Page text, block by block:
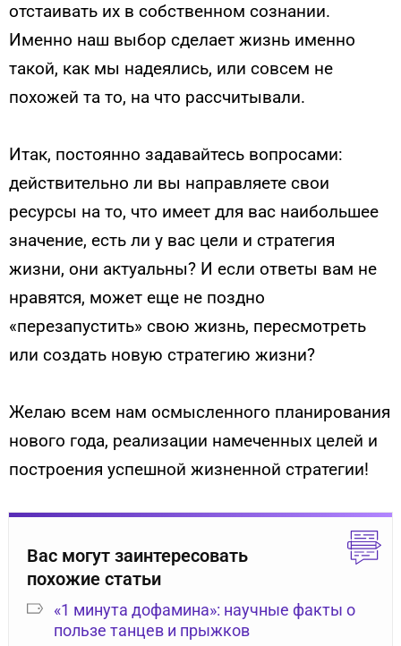
отстаивать их в собственном сознании.
Именно наш выбор сделает жизнь именно
такой, как мы надеялись, или совсем не
похожей та то, на что рассчитывали.
Итак, постоянно задавайтесь вопросами:
действительно ли вы направляете свои
ресурсы на то, что имеет для вас наибольшее
значение, есть ли у вас цели и стратегия
жизни, они актуальны? И если ответы вам не
нравятся, может еще не поздно
«перезапустить» свою жизнь, пересмотреть
или создать новую стратегию жизни?
Желаю всем нам осмысленного планирования
нового года, реализации намеченных целей и
построения успешной жизненной стратегии!
Вас могут заинтересовать
похожие статьи
«1 минута дофамина»: научные факты о
пользе танцев и прыжков